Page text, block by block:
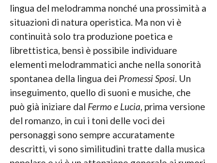
lingua del melodramma nonché una prossimità a
situazioni di natura operistica. Ma non vi è
continuità solo tra produzione poetica e
librettistica, bensì è possibile individuare
elementi melodrammatici anche nella sonorità
spontanea della lingua dei Promessi Sposi. Un
inseguimento, quello di suoni e musiche, che
può già iniziare dal Fermo e Lucia, prima versione
del romanzo, in cui i toni delle voci dei
personaggi sono sempre accuratamente
descritti, vi sono similitudini tratte dalla musica